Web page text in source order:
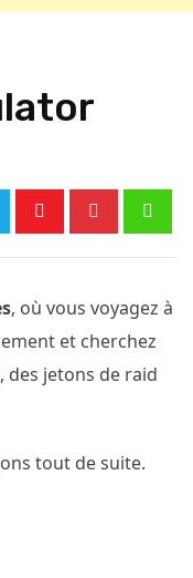
, où vous voyagez à
et cherchez
des jetons de raid
tout de suite.